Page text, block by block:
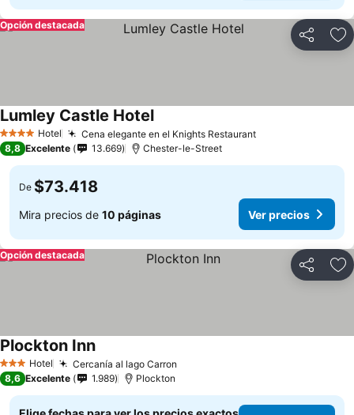
Compartir
Opción destacada
4 EstrellasHotel Cena elegante en el Knights Restaurant
Lumley Castle Hotel
8,8 Excelente 13.669 Chester-le-Street
De $73.418
Mira precios de 10 páginas Ver precios
Compartir
Opción destacada
3 Estrellas
Hotel Cercanía al lago Carron
Plockton Inn
8,6 Excelente 1.989 Plockton